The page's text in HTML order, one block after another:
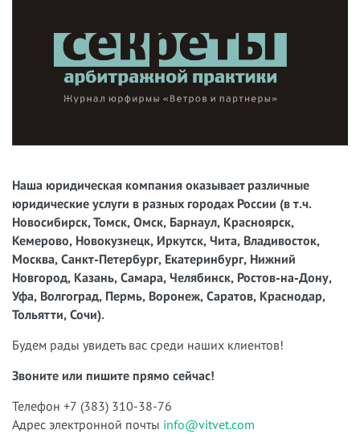
Наша юридическая компания оказывает различные
юридические услуги в разных городах России (в т.ч.
Новосибирск, Томск, Омск, Барнаул, Красноярск,
Кемерово, Новокузнецк, Иркутск, Чита, Владивосток,
Москва, Санкт-Петербург, Екатеринбург, Нижний
Новгород, Казань, Самара, Челябинск, Ростов-на-Дону,
Уфа, Волгоград, Пермь, Воронеж, Саратов, Краснодар,
Тольятти, Сочи).
Будем рады увидеть вас среди наших клиентов!
Звоните или пишите прямо сейчас!
Телефон +7 (383) 310-38-76
Адрес электронной почты info@vitvet.com